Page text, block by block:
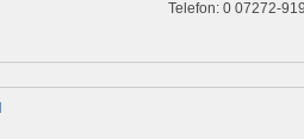
Telefon: 0 07272-